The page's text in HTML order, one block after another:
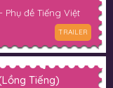
Phụ đề Tiếng Việt
TRAILER
Tiếng)